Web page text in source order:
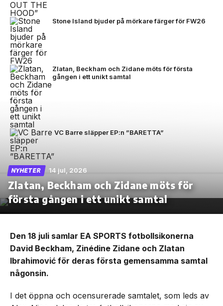
Stone Island bjuder på mörkare färger för FW26
Zlatan, Beckham och Zidane möts för första
gången i ett unikt samtal
VC Barre släpper EP:n ”BARETTA”
NYHETER 14 jul, 2026
Zlatan, Beckham och Zidane möts för
första gången i ett unikt samtal
Den 18 juli samlar EA SPORTS fotbollsikonerna
David Beckham, Zinédine Zidane och Zlatan
Ibrahimović för deras första gemensamma samtal
någonsin.
I det öppna och ocensurerade samtalet, som leds av